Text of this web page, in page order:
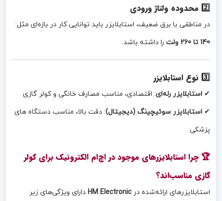
2️⃣ محدوده ولتاژ ورودی
در مناطقی با برق ضعیف، استابلایزر باید توانایی کار در بازه‌ای مثل:
140 تا 260 ولت
را داشته باشد.
3️⃣ نوع استابلایزر
✔ استابلایزر رله‌ای: اقتصادی، مناسب مصارف خانگی و کولر گازی
✔ استابلایزر سوئیچینگ (دیجیتال): دقت بالا، مناسب دستگاه های
پزشکی
🏆 چرا استابلایزرهای موجود در اچ‌ام الکترونیک برای کولر
گازی مناسب‌اند؟
استابلایزرهای ارائه‌شده درHM Electronic دارای ویژگی‌های زیر